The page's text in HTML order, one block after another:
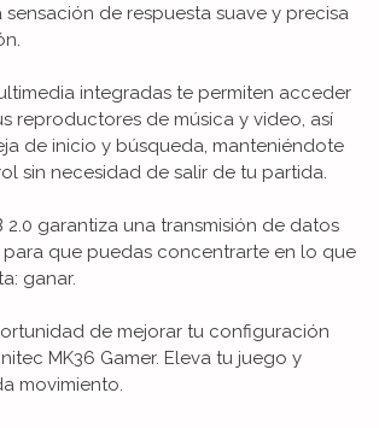
de respuesta suave y precisa
integradas te permiten acceder
reproductores de música y video, así
de inicio y búsqueda, manteniéndote
sin necesidad de salir de tu partida.
2.0 garantiza una transmisión de datos
para que puedas concentrarte en lo que
ganar.
de mejorar tu configuración
MK36 Gamer. Eleva tu juego y
movimiento.